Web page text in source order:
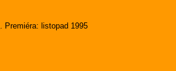
. Premiéra: listopad 1995